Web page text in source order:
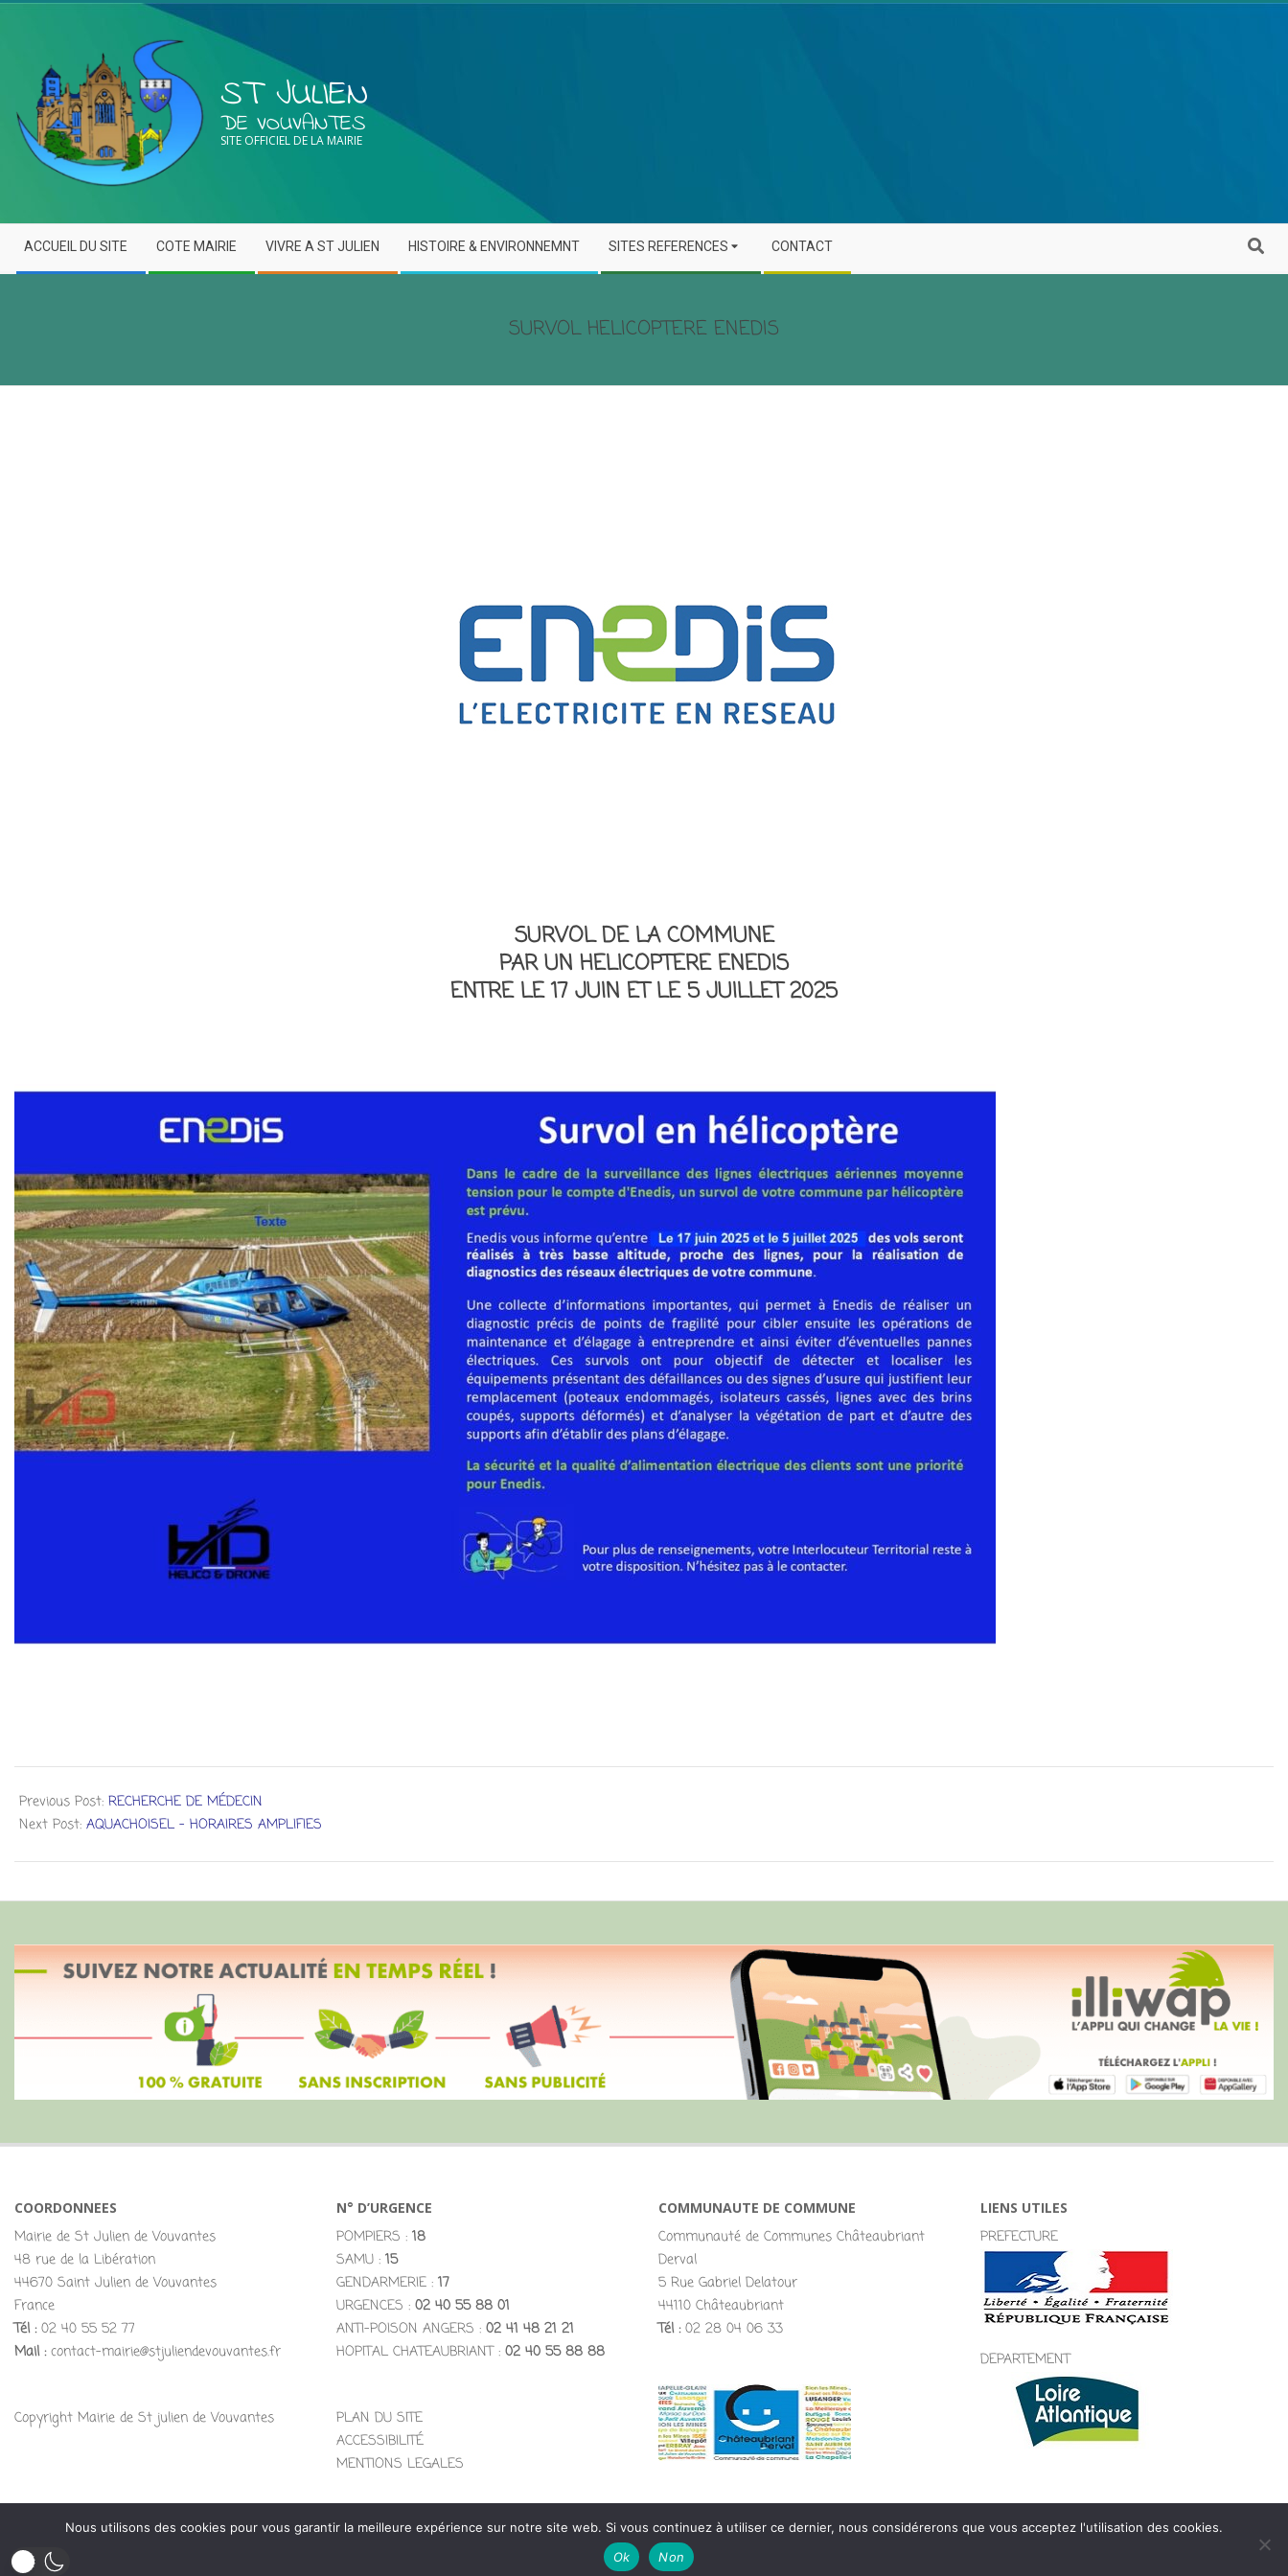
ST JULIEN
DE VOUVANTES
SITE OFFICIEL DE LA MAIRIE
ACCUEIL DU SITE COTE MAIRIE VIVRE A ST JULIEN HISTOIRE & ENVIRONNEMNT SITES REFERENCES CONTACT
SURVOL HELICOPTERE ENEDIS
SURVOL DE LA COMMUNE
PAR UN HELICOPTERE ENEDIS
ENTRE LE 17 JUIN ET LE 5 JUILLET 2025
Previous Post: RECHERCHE DE MÉDECIN
Next Post: AQUACHOISEL – HORAIRES AMPLIFIES
COORDONNEES
Mairie de St Julien de Vouvantes
48 rue de la Libération
44670 Saint Julien de Vouvantes
France
Tél :02 40 55 52 77
Mail :contact-mairie@stjuliendevouvantes.fr
Copyright Mairie de St julien de Vouvantes
N° D’URGENCE
POMPIERS : 18
SAMU : 15
GENDARMERIE : 17
URGENCES : 02 40 55 88 01
ANTI-POISON ANGERS : 02 41 48 21 21
HOPITAL CHATEAUBRIANT : 02 40 55 88 88
PLAN DU SITE
ACCESSIBILITÉ
MENTIONS LEGALES
COMMUNAUTE DE COMMUNE
Communauté de Communes Châteaubriant
Derval
5 Rue Gabriel Delatour
44110 Châteaubriant
Tél :02 28 04 06 33
LIENS UTILES
PREFECTURE
DEPARTEMENT
Magazine Hoot Premium . Powered by
Nous utilisons des cookies pour vous garantir la meilleure expérience sur notre site web. Si vous continuez à utiliser ce dernier, nous considérerons que vous acceptez l'utilisation des cookies.
Ok
Non